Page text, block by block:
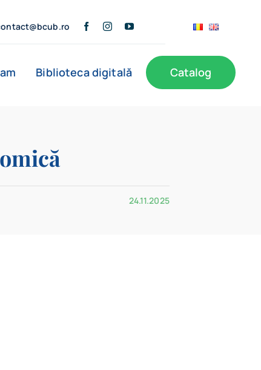
Biblioteca digitală Catalog
24.11.2025